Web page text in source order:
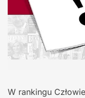
W rankingu